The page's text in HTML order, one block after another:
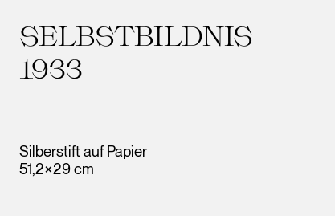
SELBSTBILDNIS
1933
Silberstift auf Papier
51,2×29 cm